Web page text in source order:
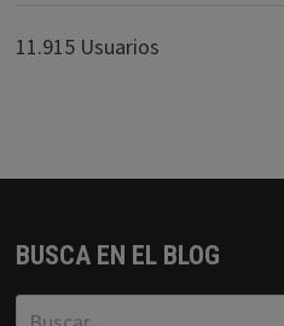
11.915 Usuarios
BUSCA EN EL BLOG
Buscar: